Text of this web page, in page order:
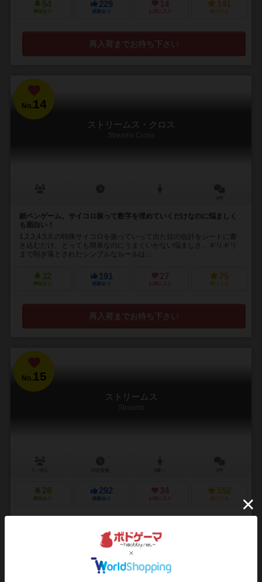
54
興味あり
229
経験あり
14
お気に入り
141
持ってる
再入荷までお待ち下さい
No.14
ストリームス・クロス
Streams Cross
紙ペンゲーム。サイコロ振って数字を埋めていくだけなのに悩ましく
も面白い！
1,2,3,4,5,8,の特殊サイコロを振っていって出た目の合計をシートに書
き込むだけ。とっても簡単なのにうまくいかない悩ましさ。ギリギリ
まで削ぎ落とされたシンプルなルールは...
32
興味あり
191
経験あり
27
お気に入り
75
持ってる
再入荷までお待ち下さい
No.15
ストリームス
Streams
28
興味あり
292
経験あり
34
お気に入り
152
持ってる
通販の取り扱いがありません